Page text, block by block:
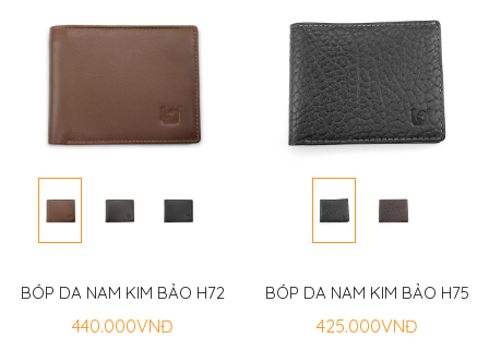
BÓP DA NAM KIM BẢO H72
440.000VNĐ
BÓP DA NAM KIM BẢO H75
425.000VNĐ